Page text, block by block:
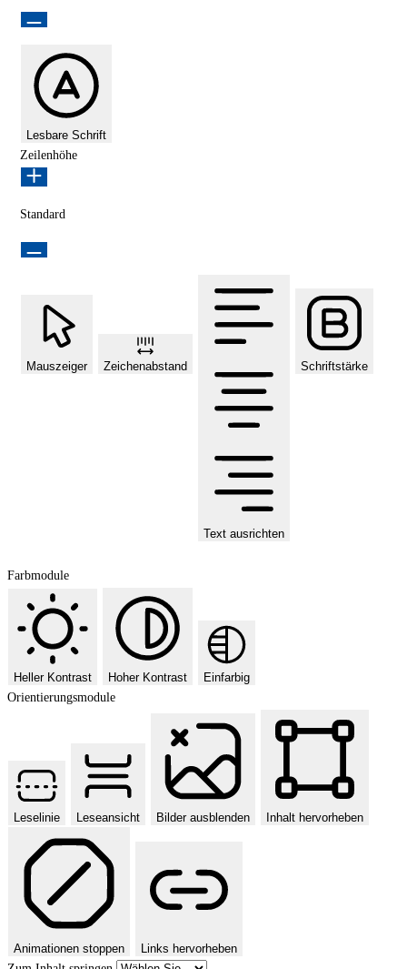
Lesbare Schrift
Zeilenhöhe
Standard
Mauszeiger Zeichenabstand
Text ausrichten
Schriftstärke
Farbmodule
Heller Kontrast Hoher Kontrast
Einfarbig
Orientierungsmodule
Leselinie Leseansicht Bilder ausblenden Inhalt hervorheben
Animationen stoppen
Links hervorheben